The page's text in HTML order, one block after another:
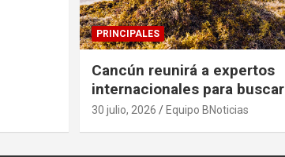
PRINCIPALES
Cancún reunirá a expertos
internacionales para buscar
soluciones al problema del
30 julio, 2026 Equipo BNoticias